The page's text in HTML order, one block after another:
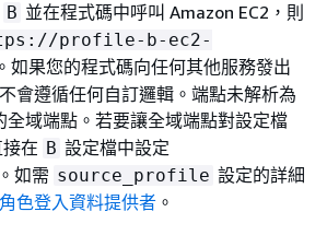
B 並在程式碼中呼叫 Amazon EC2，則
profile-b-ec2-
。如果您的程式碼向任何其他服務發出
會遵循任何自訂邏輯。端點未解析為
全域端點。若要讓全域端點對設定檔
在 B 設定檔中設定
。如需 source_profile 設定的詳細
色登入資料提供者 。